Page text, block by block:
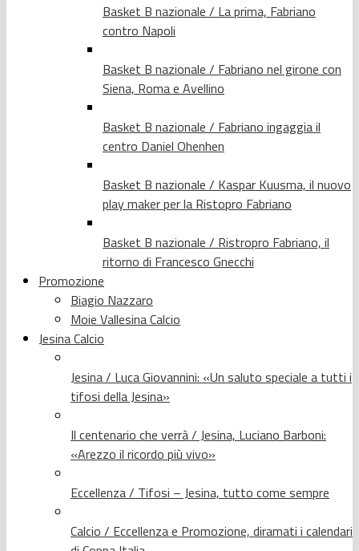
Basket B nazionale / La prima, Fabriano
contro Napoli
Basket B nazionale / Fabriano nel girone con
Siena, Roma e Avellino
Basket B nazionale / Fabriano ingaggia il
centro Daniel Ohenhen
Basket B nazionale / Kaspar Kuusma, il nuovo
play maker per la Ristopro Fabriano
Basket B nazionale / Ristropro Fabriano, il
ritorno di Francesco Gnecchi
Promozione
Biagio Nazzaro
Moie Vallesina Calcio
Jesina Calcio
Jesina / Luca Giovannini: «Un saluto speciale a tutti i
tifosi della Jesina»
Il centenario che verrà / Jesina, Luciano Barboni:
«Arezzo il ricordo più vivo»
Eccellenza / Tifosi – Jesina, tutto come sempre
Calcio / Eccellenza e Promozione, diramati i calendari